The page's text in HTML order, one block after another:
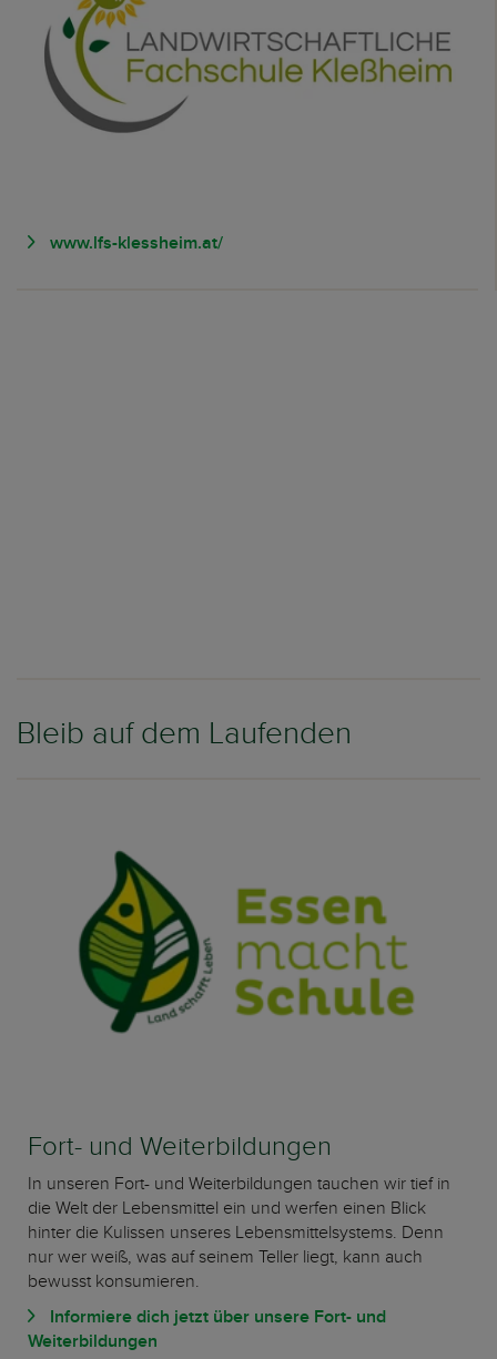
www.lfs-klessheim.at/
Bleib auf dem Laufenden
Fort- und Weiterbildungen
In unseren Fort- und Weiterbildungen tauchen wir tief in
die Welt der Lebensmittel ein und werfen einen Blick
hinter die Kulissen unseres Lebensmittelsystems. Denn
nur wer weiß, was auf seinem Teller liegt, kann auch
bewusst konsumieren.
Informiere dich jetzt über unsere Fort- und
Weiterbildungen